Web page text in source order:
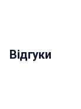
Відгуки